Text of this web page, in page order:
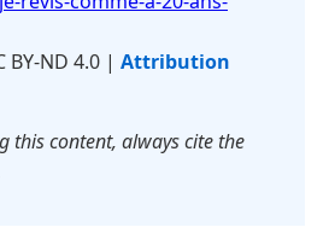
BY-ND 4.0 | Attribution
this content, always cite the